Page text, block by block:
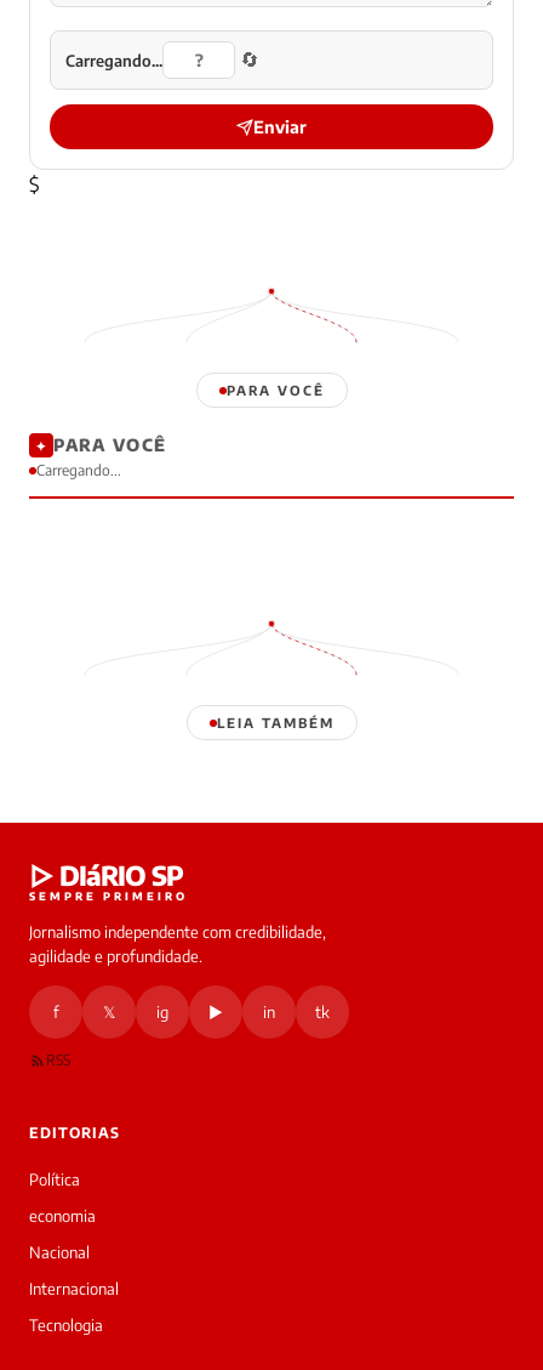
Carregando... 🔄
Enviar
$
PARA VOCÊ
✦ PARA VOCÊ
Carregando...
LEIA TAMBÉM
online
Oi!
Boa
noite!
a
Laura,
▷ DIáRIO SP
SEMPRE PRIMEIRO
Jornalismo independente com credibilidade,
agilidade e profundidade.
f 𝕏 ig ▶ in tk
RSS
EDITORIAS
Política
economia
Nacional
Internacional
Tecnologia